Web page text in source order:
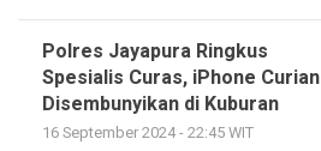
Polres Jayapura Ringkus
Spesialis Curas, iPhone Curian
Disembunyikan di Kuburan
16 September 2024 - 22:45 WIT